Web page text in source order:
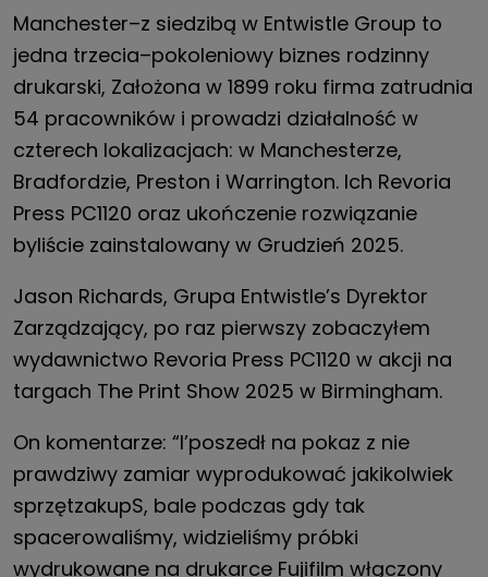
Manchester–z siedzibą w Entwistle Group to
jedna trzecia–pokoleniowy biznes rodzinny
drukarski, Założona w 1899 roku firma zatrudnia
54 pracowników i prowadzi działalność w
czterech lokalizacjach: w Manchesterze,
Bradfordzie, Preston i Warrington. Ich Revoria
Press PC1120 oraz ukończenie rozwiązanie
byliście zainstalowany w Grudzień 2025.
Jason Richards, Grupa Entwistle’s Dyrektor
Zarządzający, po raz pierwszy zobaczyłem
wydawnictwo Revoria Press PC1120 w akcji na
targach The Print Show 2025 w Birmingham.
On komentarze: “I’poszedł na pokaz z nie
prawdziwy zamiar wyprodukować jakikolwiek
sprzętzakupS, bale podczas gdy tak
spacerowaliśmy, widzieliśmy próbki
wydrukowane na drukarce Fujifilm włączony